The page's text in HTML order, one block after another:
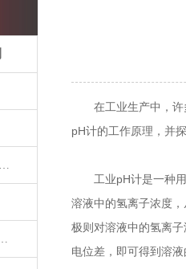
在工业生产中，许
pH计的工作原理，并
工业pH计是一种用
溶液中的氢离子浓度
极则对溶液中的氢离
电位差，即可得到溶